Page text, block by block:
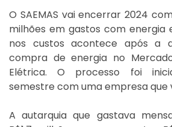
O SAEMAS vai encerrar 2024
milhões em gastos com energia
nos custos acontece após a
compra de energia no
Elétrica. O processo foi
semestre com uma empresa que
A autarquia que gastava